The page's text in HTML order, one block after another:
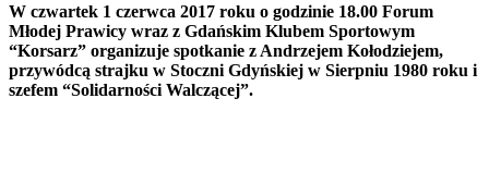
W czwartek 1 czerwca 2017 roku o godzinie 18.00 Forum
Młodej Prawicy wraz z Gdańskim Klubem Sportowym
“Korsarz” organizuje spotkanie z Andrzejem Kołodziejem,
przywódcą strajku w Stoczni Gdyńskiej w Sierpniu 1980 roku i
szefem “Solidarności Walczącej”.